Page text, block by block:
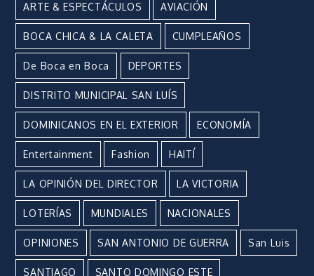
ARTE & ESPECTÁCULOS AVIACIÓN
BOCA CHICA & LA CALETA CUMPLEAÑOS
De Boca en Boca DEPORTES
DISTRITO MUNICIPAL SAN LUÍS
DOMINICANOS EN EL EXTERIOR ECONOMÍA
Entertainment Fashion HAITÍ
LA OPINIÓN DEL DIRECTOR LA VICTORIA
LOTERÍAS MUNDIALES NACIONALES
OPINIONES SAN ANTONIO DE GUERRA San Luis
SANTIAGO SANTO DOMINGO ESTE